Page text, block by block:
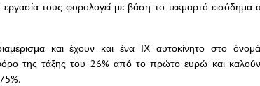
εργασία τους φορολογεί με βάση το τεκμαρτό εισόδημα
και έχουν και ένα ΙΧ αυτοκίνητο στο
της τάξης του 26% από το πρώτο ευρώ και